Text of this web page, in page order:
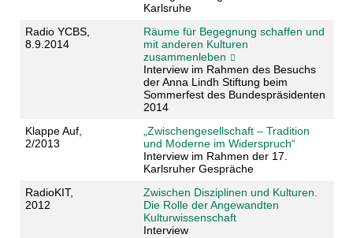
Karlsruhe
Radio YCBS,
8.9.2014
Räume für Begegnung schaffen und
mit anderen Kulturen
zusammenleben
Interview im Rahmen des Besuchs
der Anna Lindh Stiftung beim
Sommerfest des Bundespräsidenten
2014
Klappe Auf,
2/2013
„Zwischengesellschaft – Tradition
und Moderne im Widerspruch“
Interview im Rahmen der 17.
Karlsruher Gespräche
RadioKIT,
2012
Zwischen Disziplinen und Kulturen.
Die Rolle der Angewandten
Kulturwissenschaft
Interview